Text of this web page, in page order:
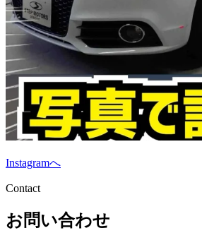
Instagramへ
Contact
お問い合わせ